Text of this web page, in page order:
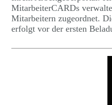
MitarbeiterCARDs
Mitarbeitern zugeordnet.
erfolgt vor der ersten